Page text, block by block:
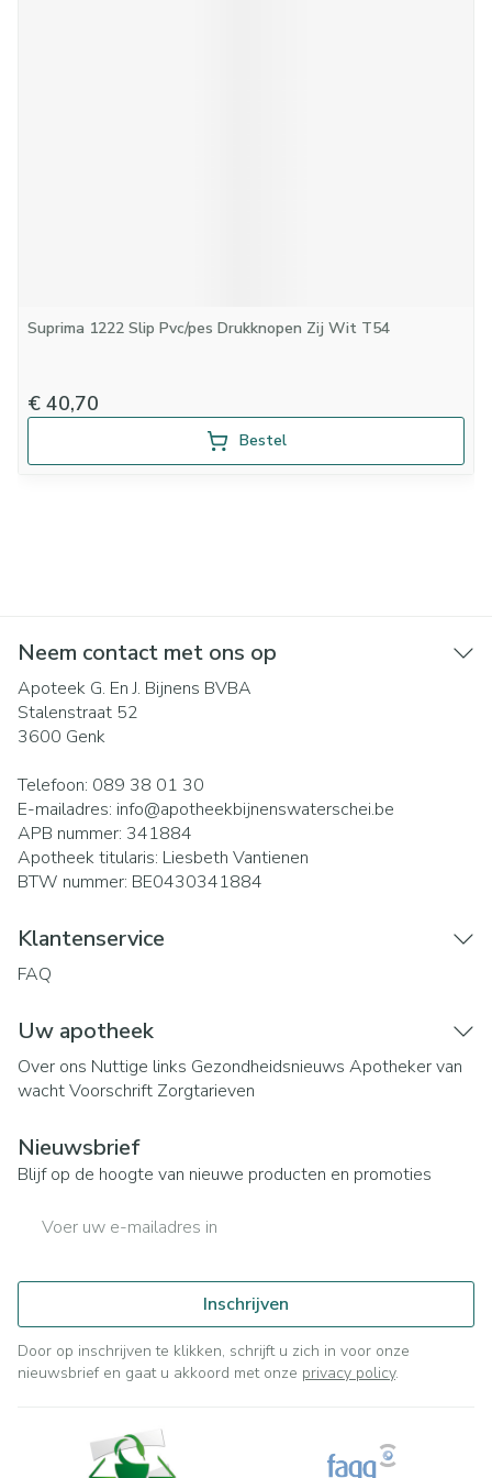
Suprima 1222 Slip Pvc/pes Drukknopen Zij Wit T54
€ 40,70
Bestel
Neem contact met ons op
Apoteek G. En J. Bijnens BVBA
Stalenstraat 52
3600 Genk
Telefoon: 089 38 01 30
E-mailadres: info@apotheekbijnenswaterschei.be
APB nummer: 341884
Apotheek titularis: Liesbeth Vantienen
BTW nummer: BE0430341884
Klantenservice
FAQ
Uw apotheek
Over ons Nuttige links Gezondheidsnieuws Apotheker van
wachtVoorschrift Zorgtarieven
Nieuwsbrief
Blijf op de hoogte van nieuwe producten en promoties
Inschrijven
Door op inschrijven te klikken, schrijft u zich in voor onze
nieuwsbrief en gaat u akkoord met onze privacy policy.